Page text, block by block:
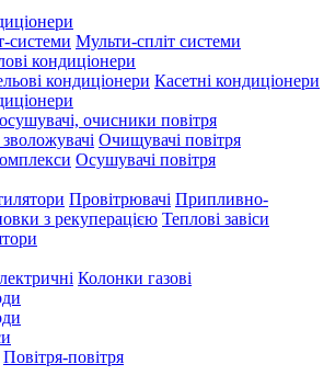
системи Мульти-спліт системи
кондиціонери
кондиціонери Касетні кондиціонери
очисники повітря
зволожувачі Очищувачі повітря
Осушувачі повітря
Провітрювачі Припливно-
з рекуперацією Теплові завіси
Колонки газові
Повітря-повітря